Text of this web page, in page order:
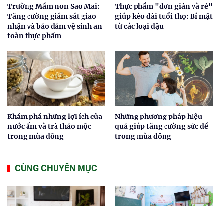
Trường Mầm non Sao Mai:
Tăng cường giám sát giao
nhận và bảo đảm vệ sinh an
toàn thực phẩm
Thực phẩm "đơn giản và rẻ"
giúp kéo dài tuổi thọ: Bí mật
từ các loại đậu
Khám phá những lợi ích của
nước ấm và trà thảo mộc
trong mùa đông
Những phương pháp hiệu
quả giúp tăng cường sức đề
trong mùa đông
CÙNG CHUYÊN MỤC